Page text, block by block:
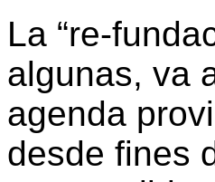
La “re-
algunas, va
agenda
desde fines